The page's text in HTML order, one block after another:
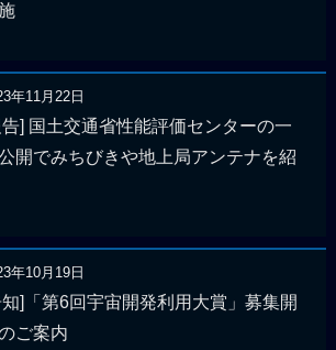
年11月22日
告] 国土交通省性能評価センターの一
開でみちびきや地上局アンテナを紹
年10月19日
知]「第6回宇宙開発利用大賞」募集開
ご案内